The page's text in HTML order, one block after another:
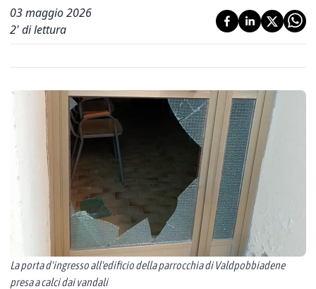
03 maggio 2026
2' di lettura
La porta d'ingresso all'edificio della parrocchia di Valdpobbiadene
presa a calci dai vandali